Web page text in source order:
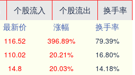
个股流入 个股流出
换手率
最新价 涨幅
换手率
116.52 396.89% 79.39%
110.02 20.21% 16.80%
14.8 20.03% 14.18%